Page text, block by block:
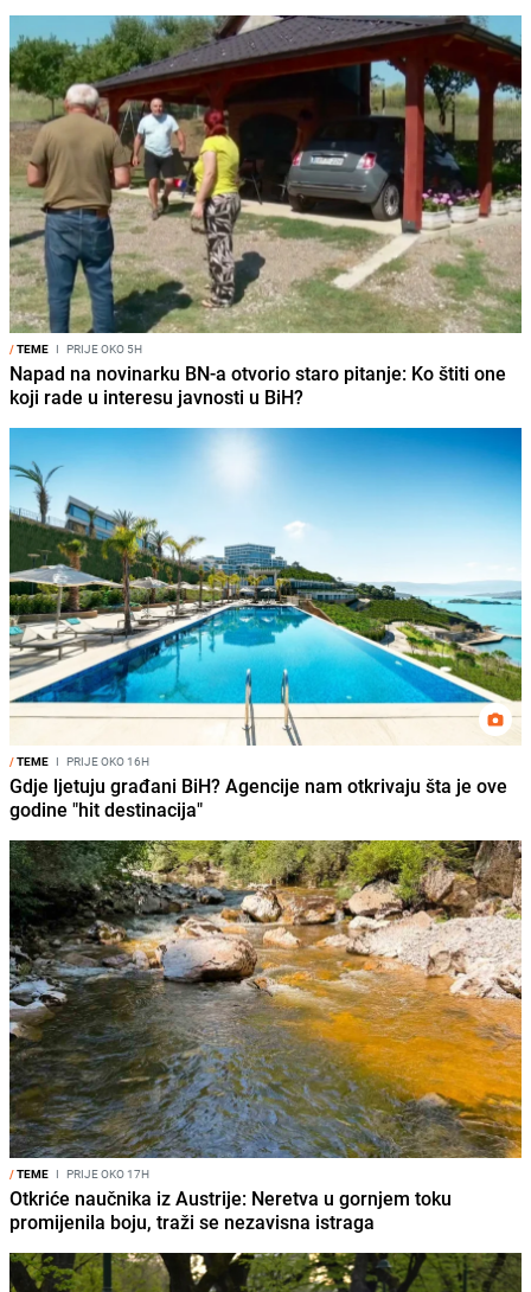
/TEME I PRIJE OKO 5H
Napad na novinarku BN-a otvorio staro pitanje: Ko štiti one
koji rade u interesu javnosti u BiH?
/TEME I PRIJE OKO 16H
Gdje ljetuju građani BiH? Agencije nam otkrivaju šta je ove
godine "hit destinacija"
/TEME I PRIJE OKO 17H
Otkriće naučnika iz Austrije: Neretva u gornjem toku
promijenila boju, traži se nezavisna istraga